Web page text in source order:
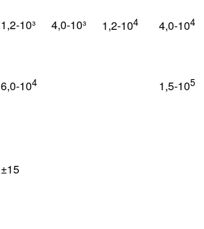
1,2-10³ 4,0-10³ 1,2-104 4,0-104
6,0-104 1,5-105
±15